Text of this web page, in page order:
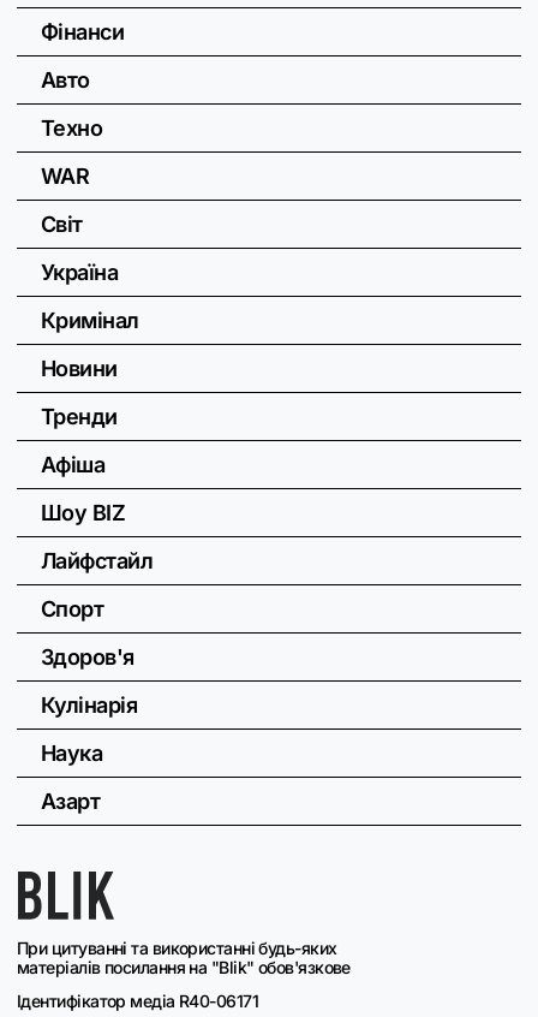
При цитуванні та використанні будь-яких
матеріалів посилання на "Blik" обов'язкове
Ідентифікатор медіа R40-06171
Фінанси
Авто
Техно
WAR
Світ
Україна
Кримінал
Новини
Тренди
Афіша
Шоу BIZ
Лайфстайл
Спорт
Здоров'я
Кулінарія
Наука
Азарт